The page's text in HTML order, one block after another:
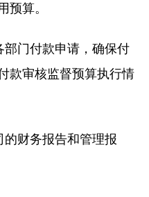
预算。
门付款申请，确保付
款审核监督预算执行情
财务报告和管理报